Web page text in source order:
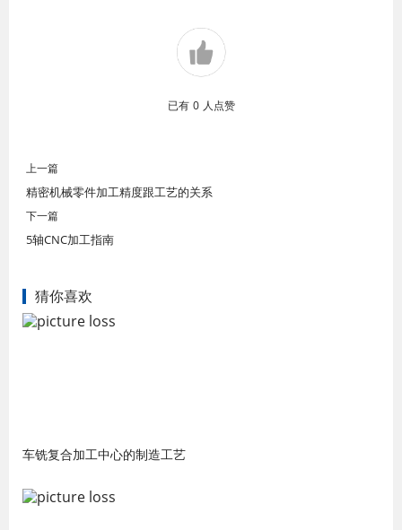
已有 0 人点赞
上一篇
精密机械零件加工精度跟工艺的关系
下一篇
5轴CNC加工指南
猜你喜欢
车铣复合加工中心的制造工艺